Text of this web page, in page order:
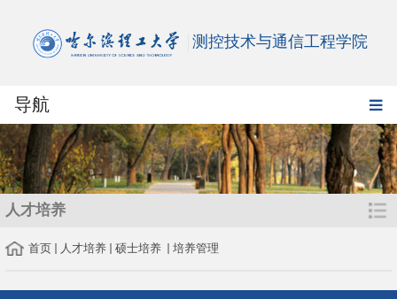
测控技术与通信工程学院
导航
人才培养
首页 人才培养 硕士培养 培养管理